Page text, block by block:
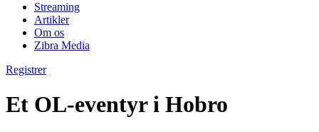
Streaming
Artikler
Om os
Zibra Media
Registrer
Et OL-eventyr i Hobro